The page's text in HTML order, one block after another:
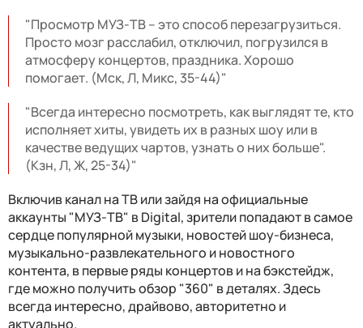
"Просмотр МУЗ-ТВ – это способ перезагрузиться.
Просто мозг расслабил, отключил, погрузился в
атмосферу концертов, праздника. Хорошо
помогает. (Мск, Л, Микс, 35-44)"
"Всегда интересно посмотреть, как выглядят те, кто
исполняет хиты, увидеть их в разных шоу или в
качестве ведущих чартов, узнать о них больше".
(Кзн, Л, Ж, 25-34)"
Включив канал на ТВ или зайдя на официальные
аккаунты "МУЗ-ТВ" в Digital, зрители попадают в самое
сердце популярной музыки, новостей шоу-бизнеса,
музыкально-развлекательного и новостного
контента, в первые ряды концертов и на бэкстейдж,
где можно получить обзор "360" в деталях. Здесь
всегда интересно, драйвово, авторитетно и
актуально.